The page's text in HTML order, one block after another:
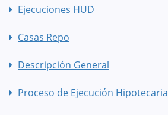
Ejecuciones HUD
Casas Repo
Descripción General
Proceso de Ejecución Hipotecaria